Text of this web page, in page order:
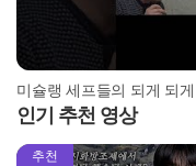
인기 추천 영상
추천